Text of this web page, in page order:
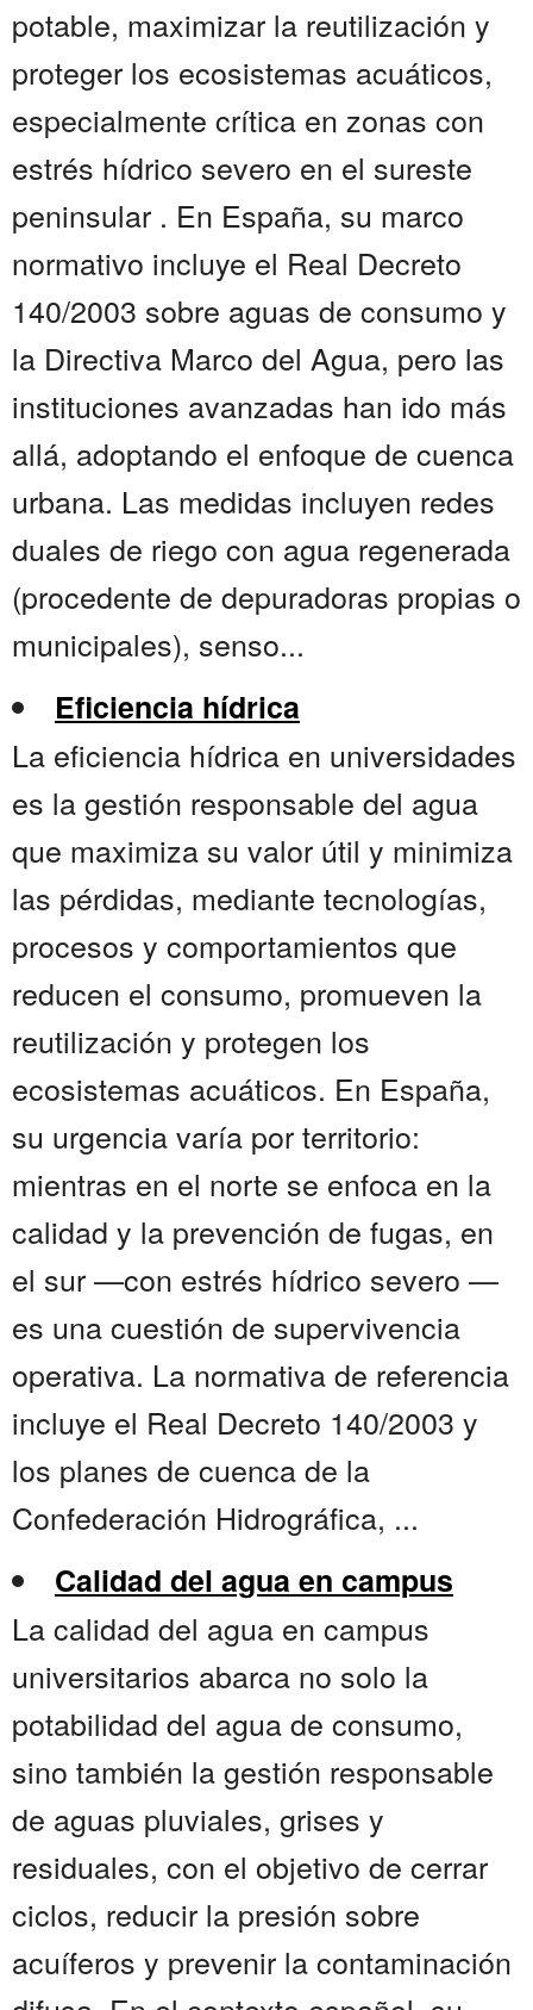
potable, maximizar la reutilización y
proteger los ecosistemas acuáticos,
especialmente crítica en zonas con
estrés hídrico severo en el sureste
peninsular . En España, su marco
normativo incluye el Real Decreto
140/2003 sobre aguas de consumo y
la Directiva Marco del Agua, pero las
instituciones avanzadas han ido más
allá, adoptando el enfoque de cuenca
urbana. Las medidas incluyen redes
duales de riego con agua regenerada
(procedente de depuradoras propias o
municipales), senso...
Eficiencia hídrica
La eficiencia hídrica en universidades
es la gestión responsable del agua
que maximiza su valor útil y minimiza
las pérdidas, mediante tecnologías,
procesos y comportamientos que
reducen el consumo, promueven la
reutilización y protegen los
ecosistemas acuáticos. En España,
su urgencia varía por territorio:
mientras en el norte se enfoca en la
calidad y la prevención de fugas, en
el sur —con estrés hídrico severo —
es una cuestión de supervivencia
operativa. La normativa de referencia
incluye el Real Decreto 140/2003 y
los planes de cuenca de la
Confederación Hidrográfica, ...
Calidad del agua en campus
La calidad del agua en campus
universitarios abarca no solo la
potabilidad del agua de consumo,
sino también la gestión responsable
de aguas pluviales, grises y
residuales, con el objetivo de cerrar
ciclos, reducir la presión sobre
acuíferos y prevenir la contaminación